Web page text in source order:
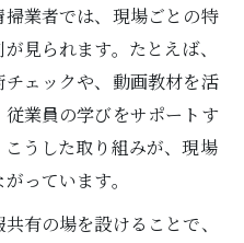
業者では、現場ごとの特
見られます。たとえば、
ェックや、動画教材を活
業員の学びをサポートす
うした取り組みが、現場
っています。
有の場を設けることで、